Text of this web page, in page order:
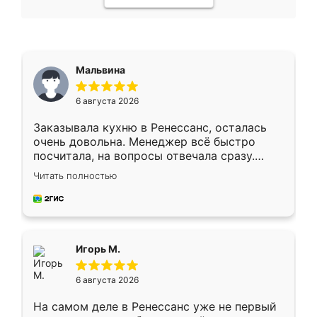
Мальвина
6 августа 2026
Заказывала кухню в Ренессанс, осталась
очень довольна. Менеджер всё быстро
посчитала, на вопросы отвечала сразу.
Замерщик приехал в субботу, подошёл к
делу со всей ответственностью. Собрали
за день, ребята работали аккуратно, даже
Читать полностью
Игорь М.
6 августа 2026
На самом деле в Ренессанс уже не первый